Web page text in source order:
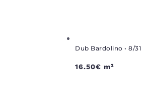
Dub Bardolino • 8/31
16.50€ m²